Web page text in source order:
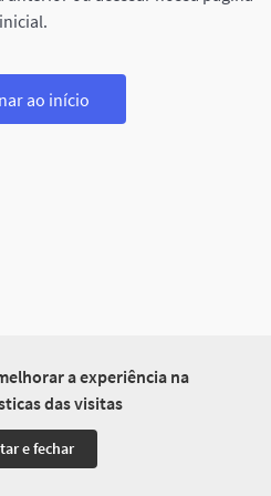
a experiência na
das visitas
e fechar
inicial.
ao início